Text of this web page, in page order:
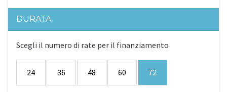
DURATA
Scegli il numero di rate per il finanziamento
24 36 48 60 72